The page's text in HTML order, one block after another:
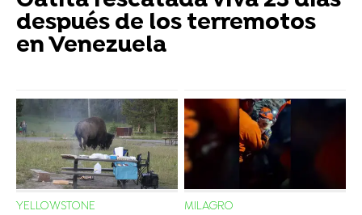
después de los terremotos
en Venezuela
YELLOWSTONE
MILAGRO